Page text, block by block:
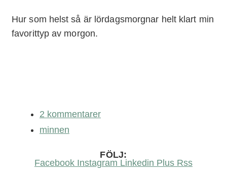
Hur som helst så är lördagsmorgnar helt klart min
favorittyp av morgon.
2 kommentarer
minnen
FÖLJ:
Facebook Instagram Linkedin Plus Rss